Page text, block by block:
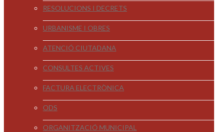
RESOLUCIONS I DECRETS
URBANISME I OBRES
ATENCIÓ CIUTADANA
CONSULTES ACTIVES
FACTURA ELECTRÒNICA
ODS
ORGANITZACIÓ MUNICIPAL